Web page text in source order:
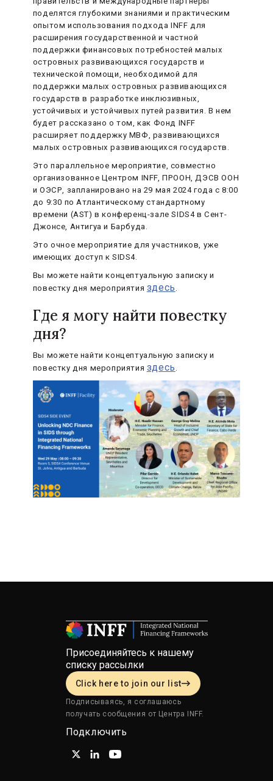
поделятся глубокими знаниями и практическим
опытом использования подхода INFF для
расширения государственной и частной
поддержки финансовых потребностей малых
островных развивающихся государств и
технической помощи, необходимой для
поддержки малых островных развивающихся
государств в разработке инклюзивных,
устойчивых и устойчивых путей развития. В нем
будет рассказано о том, как Фонд INFF
расширяет поддержку МВФ, развивающихся
малых островных развивающихся государств.
Это параллельное мероприятие, совместно
организованное Центром INFF, ПРООН, ДЭСВ ООН
и ОЭСР, запланировано на 29 мая 2024 года с 8:00
до 9:30 по Атлантическому стандартному
времени (AST) в конференц-зале SIDS4 в Сент-
Джонсе, Антигуа и Барбуда.
Это очное мероприятие для участников, уже
имеющих доступ к SIDS4.
Вы можете найти концептуальную записку и
повестку дня мероприятия здесь .
Где я могу найти повестку
дня?
Вы можете найти концептуальную записку и
повестку дня мероприятия здесь .
Присоединяйтесь к нашему
списку рассылки
Click here to join our list
Подписываясь, я соглашаюсь
получать сообщения от Центра INFF.
Подключить